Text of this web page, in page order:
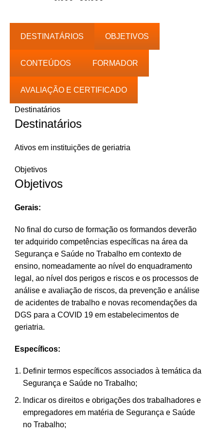
a
50.00€
DESTINATÁRIOS OBJETIVOS
CONTEÚDOS FORMADOR
AVALIAÇÃO E CERTIFICADO
Destinatários
Destinatários
Ativos em instituições de geriatria
Objetivos
Objetivos
Gerais:
No final do curso de formação os formandos deverão
ter adquirido competências específicas na área da
Segurança e Saúde no Trabalho em contexto de
ensino, nomeadamente ao nível do enquadramento
legal, ao nível dos perigos e riscos e os processos de
análise e avaliação de riscos, da prevenção e análise
de acidentes de trabalho e novas recomendações da
DGS para a COVID 19 em estabelecimentos de
geriatria.
Específicos:
Definir termos específicos associados à temática da
Segurança e Saúde no Trabalho;
Indicar os direitos e obrigações dos trabalhadores e
empregadores em matéria de Segurança e Saúde
no Trabalho;